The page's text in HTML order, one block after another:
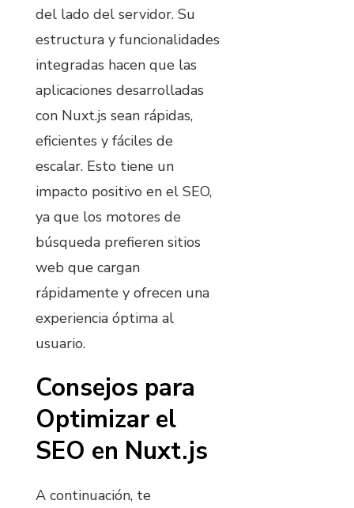
del lado del servidor. Su
estructura y funcionalidades
integradas hacen que las
aplicaciones desarrolladas
con Nuxt.js sean rápidas,
eficientes y fáciles de
escalar. Esto tiene un
impacto positivo en el SEO,
ya que los motores de
búsqueda prefieren sitios
web que cargan
rápidamente y ofrecen una
experiencia óptima al
usuario.
Consejos para
Optimizar el
SEO en Nuxt.js
A continuación, te